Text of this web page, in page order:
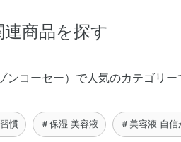
商品を探す
ンコーセー）で人気のカテゴリ
慣 ＃保湿 美容液 ＃美容液 自